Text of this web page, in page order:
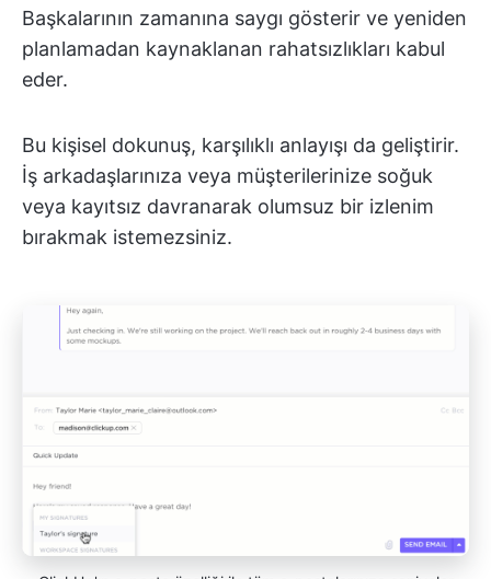
Başkalarının zamanına saygı gösterir ve yeniden
planlamadan kaynaklanan rahatsızlıkları kabul
eder.
Bu kişisel dokunuş, karşılıklı anlayışı da geliştirir.
İş arkadaşlarınıza veya müşterilerinize soğuk
veya kayıtsız davranarak olumsuz bir izlenim
bırakmak istemezsiniz.